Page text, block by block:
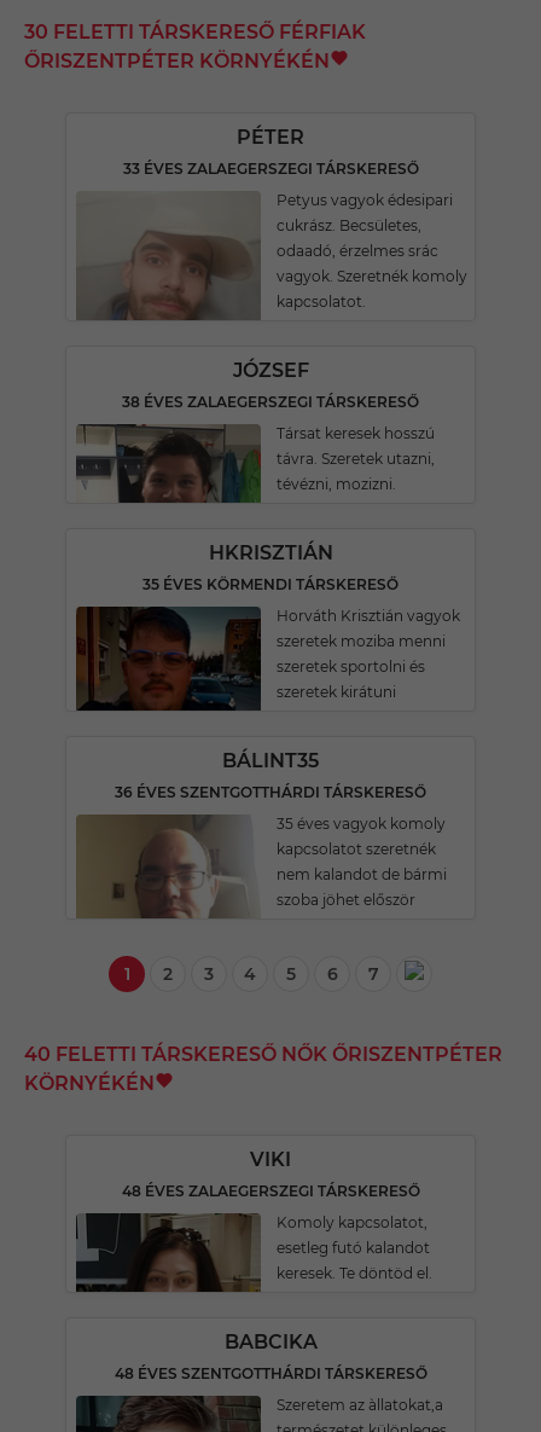
30 FELETTI TÁRSKERESŐ FÉRFIAK
ŐRISZENTPÉTER KÖRNYÉKÉN
PÉTER
33 ÉVES ZALAEGERSZEGI TÁRSKERESŐ
Petyus vagyok édesipari
cukrász. Becsületes,
odaadó, érzelmes srác
vagyok. Szeretnék komoly
kapcsolatot.
JÓZSEF
38 ÉVES ZALAEGERSZEGI TÁRSKERESŐ
Társat keresek hosszú
távra. Szeretek utazni,
tévézni, mozizni.
HKRISZTIÁN
35 ÉVES KÖRMENDI TÁRSKERESŐ
Horváth Krisztián vagyok
szeretek moziba menni
szeretek sportolni és
szeretek kirátuni
BÁLINT35
36 ÉVES SZENTGOTTHÁRDI TÁRSKERESŐ
35 éves vagyok komoly
kapcsolatot szeretnék
nem kalandot de bármi
szoba jöhet először
1 2 3 4 5 6 7
40 FELETTI TÁRSKERESŐ NŐK ŐRISZENTPÉTER
KÖRNYÉKÉN
VIKI
48 ÉVES ZALAEGERSZEGI TÁRSKERESŐ
Komoly kapcsolatot,
esetleg futó kalandot
keresek. Te döntöd el.
BABCIKA
48 ÉVES SZENTGOTTHÁRDI TÁRSKERESŐ
Szeretem az àllatokat,a